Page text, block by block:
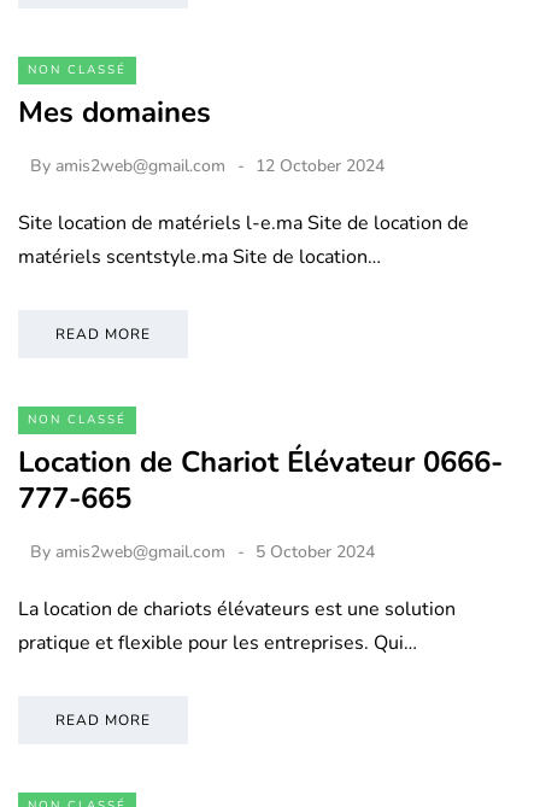
NON CLASSÉ
Mes domaines
By amis2web@gmail.com 12 October 2024
Site location de matériels l-e.ma Site de location de
matériels scentstyle.ma Site de location…
READ MORE
NON CLASSÉ
Location de Chariot Élévateur 0666-
777-665
By amis2web@gmail.com 5 October 2024
La location de chariots élévateurs est une solution
pratique et flexible pour les entreprises. Qui…
READ MORE